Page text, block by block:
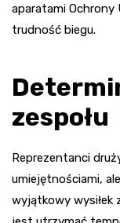
aparatami Ochrony
trudność biegu.
zespołu
Reprezentanci
umiejętnościami,
wyjątkowy wysiłek